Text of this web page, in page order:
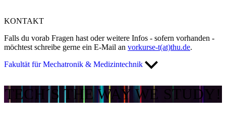
KONTAKT
​​Falls du vorab Fragen hast oder weitere Infos - sofern vorhanden -
möchtest schreibe gerne ein E-Mail an vorkurse-t(at)thu.de.
Fakultät für Mechatronik & Medizintechnik
TECH´S THE WAY WE STUDY!